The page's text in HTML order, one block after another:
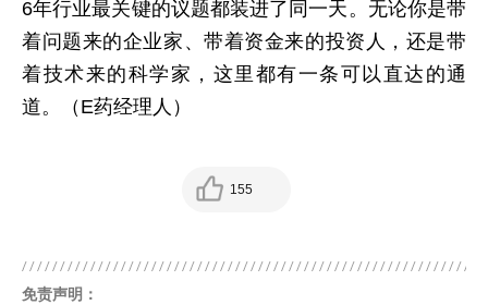
6年行业最关键的议题都装进了同一天。无论你是带
着问题来的企业家、带着资金来的投资人，还是带
着技术来的科学家，这里都有一条可以直达的通
道。（E药经理人）
155
免责声明：